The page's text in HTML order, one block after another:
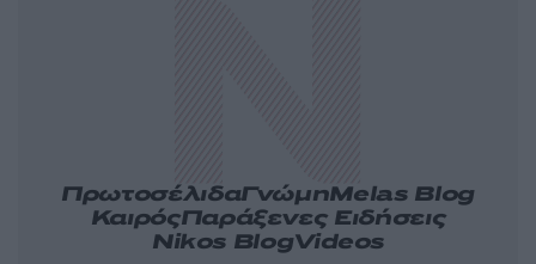
ΠρωτοσέλιδαΓνώμηMelas Blog
ΚαιρόςΠαράξενες Ειδήσεις
Nikos BlogVideos